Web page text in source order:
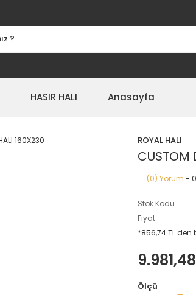
HASIR HALI Anasayfa
ROYAL HALI
CUSTOM
(0) Yorum -
Stok Kodu
Fiyat
*856,74 TL
Ölçü